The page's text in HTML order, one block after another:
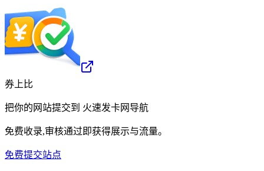
券上比
把你的网站提交到 火速发卡网导航
免费收录,审核通过即获得展示与流量。
免费提交站点